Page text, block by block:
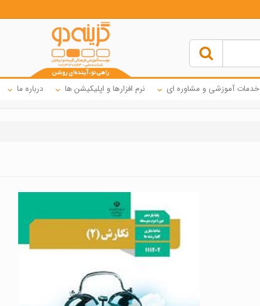
خدمات آموزشی و مشاوره ای نرم افزارها و اپلیکیشن ها درباره ما